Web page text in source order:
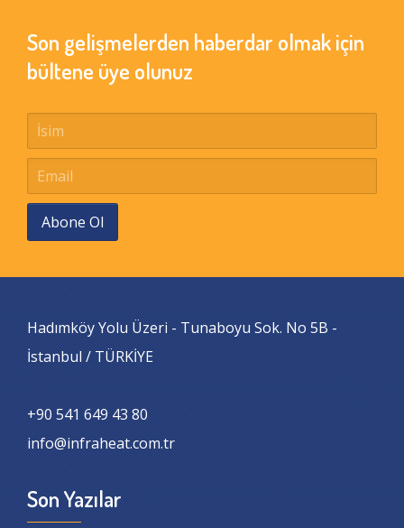
Son gelişmelerden haberdar olmak için
bültene üye olunuz
Abone Ol
Hadımköy Yolu Üzeri - Tunaboyu Sok. No 5B -
İstanbul / TÜRKİYE
+90 541 649 43 80
info@infraheat.com.tr
Son Yazılar